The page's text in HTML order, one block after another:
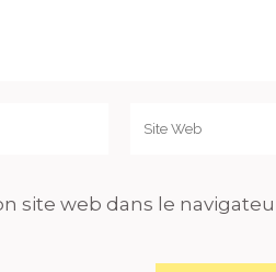
site web dans le